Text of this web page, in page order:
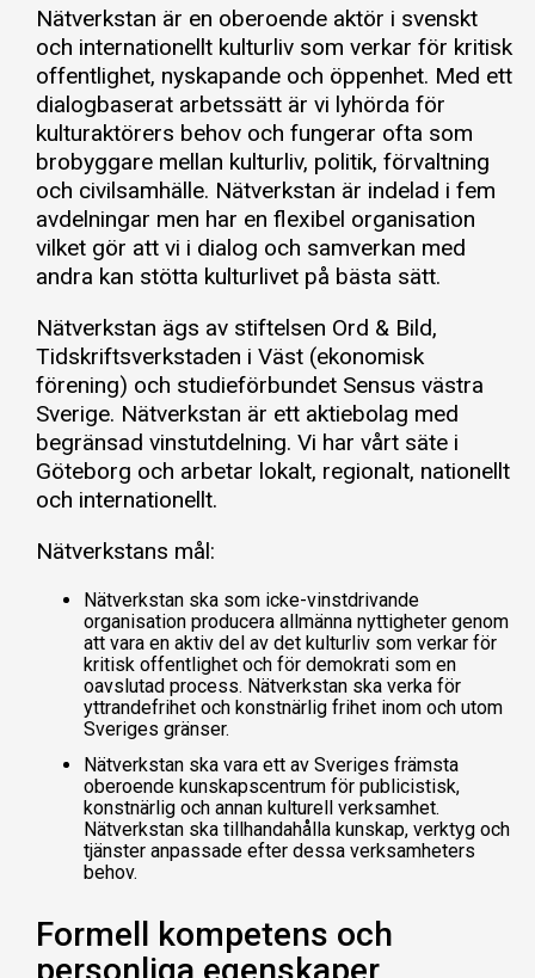
Nätverkstan är en oberoende aktör i svenskt
och internationellt kulturliv som verkar för kritisk
offentlighet, nyskapande och öppenhet. Med ett
dialogbaserat arbetssätt är vi lyhörda för
kulturaktörers behov och fungerar ofta som
brobyggare mellan kulturliv, politik, förvaltning
och civilsamhälle. Nätverkstan är indelad i fem
avdelningar men har en flexibel organisation
vilket gör att vi i dialog och samverkan med
andra kan stötta kulturlivet på bästa sätt.
Nätverkstan ägs av stiftelsen Ord & Bild,
Tidskriftsverkstaden i Väst (ekonomisk
förening) och studieförbundet Sensus västra
Sverige. Nätverkstan är ett aktiebolag med
begränsad vinstutdelning. Vi har vårt säte i
Göteborg och arbetar lokalt, regionalt, nationellt
och internationellt.
Nätverkstans mål:
Nätverkstan ska som icke-vinstdrivande
organisation producera allmänna nyttigheter genom
att vara en aktiv del av det kulturliv som verkar för
kritisk offentlighet och för demokrati som en
oavslutad process. Nätverkstan ska verka för
yttrandefrihet och konstnärlig frihet inom och utom
Sveriges gränser.
Nätverkstan ska vara ett av Sveriges främsta
oberoende kunskapscentrum för publicistisk,
konstnärlig och annan kulturell verksamhet.
Nätverkstan ska tillhandahålla kunskap, verktyg och
tjänster anpassade efter dessa verksamheters
behov.
Formell kompetens och
personliga egenskaper